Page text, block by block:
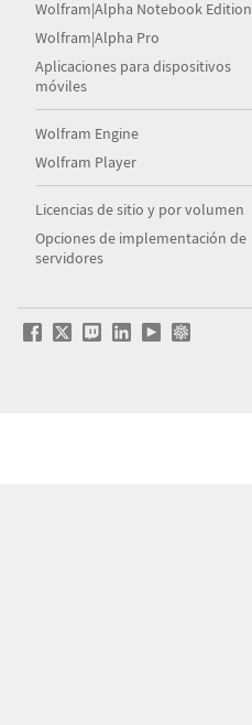
Wolfram|Alpha Notebook Edition
Wolfram|Alpha Pro
Aplicaciones para dispositivos
móviles
Wolfram Engine
Wolfram Player
Licencias de sitio y por volumen
Opciones de implementación de
servidores